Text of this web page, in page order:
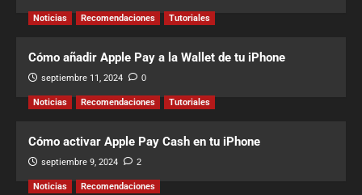
Noticias Recomendaciones Tutoriales
Cómo añadir Apple Pay a la Wallet de tu iPhone
septiembre 11, 2024 0
Noticias Recomendaciones Tutoriales
Cómo activar Apple Pay Cash en tu iPhone
septiembre 9, 2024 2
Noticias Recomendaciones